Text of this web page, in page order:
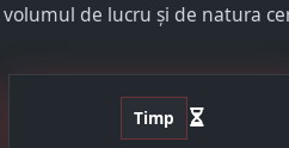
volumul de lucru și de natura
Timp